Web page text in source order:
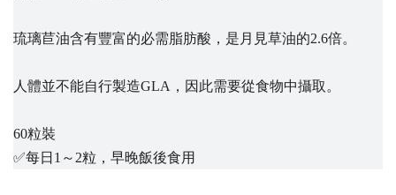
琉璃苣油含有豐富的必需脂肪酸，是月見草油的2.6倍。
人體並不能自行製造GLA，因此需要從食物中攝取。
60粒裝
✅每日1～2粒，早晚飯後食用